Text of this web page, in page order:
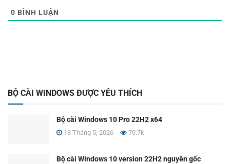
0 BÌNH LUẬN
BỘ CÀI WINDOWS ĐƯỢC YÊU THÍCH
Bộ cài Windows 10 Pro 22H2 x64
13 Tháng 5, 2026 70.7k
Bộ cài Windows 10 version 22H2 nguyên gốc